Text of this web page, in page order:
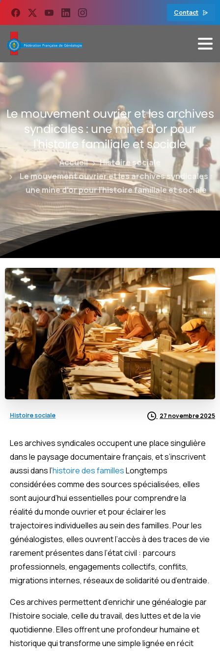
principal
Contact
Lemouvement ouvrier etles archives
syndicales:unemined'orpour
l'histoirefamilialeet sociale
Accueil
Histoire sociale
Le mouvement ouvrier et les archives syndicales :
une mine d’or pour l’histoire familiale et sociale
Histoire sociale 27 novembre 2025
Les archives syndicales occupent une place singulière
dans le paysage documentaire français, et s’inscrivent
aussi dans l’histoire des famillesLongtemps
considérées comme des sources spécialisées, elles
sont aujourd’hui essentielles pour comprendre la
réalité du monde ouvrier et pour éclairer les
trajectoires individuelles au sein des familles. Pour les
généalogistes, elles ouvrent l’accès à des traces de vie
rarement présentes dans l’état civil : parcours
professionnels, engagements collectifs, conflits,
migrations internes, réseaux de solidarité ou d’entraide.
Ces archives permettent d’enrichir une généalogie par
l’histoire sociale, celle du travail, des luttes et de la vie
quotidienne. Elles offrent une profondeur humaine et
historique qui transforme une simple lignée en récit